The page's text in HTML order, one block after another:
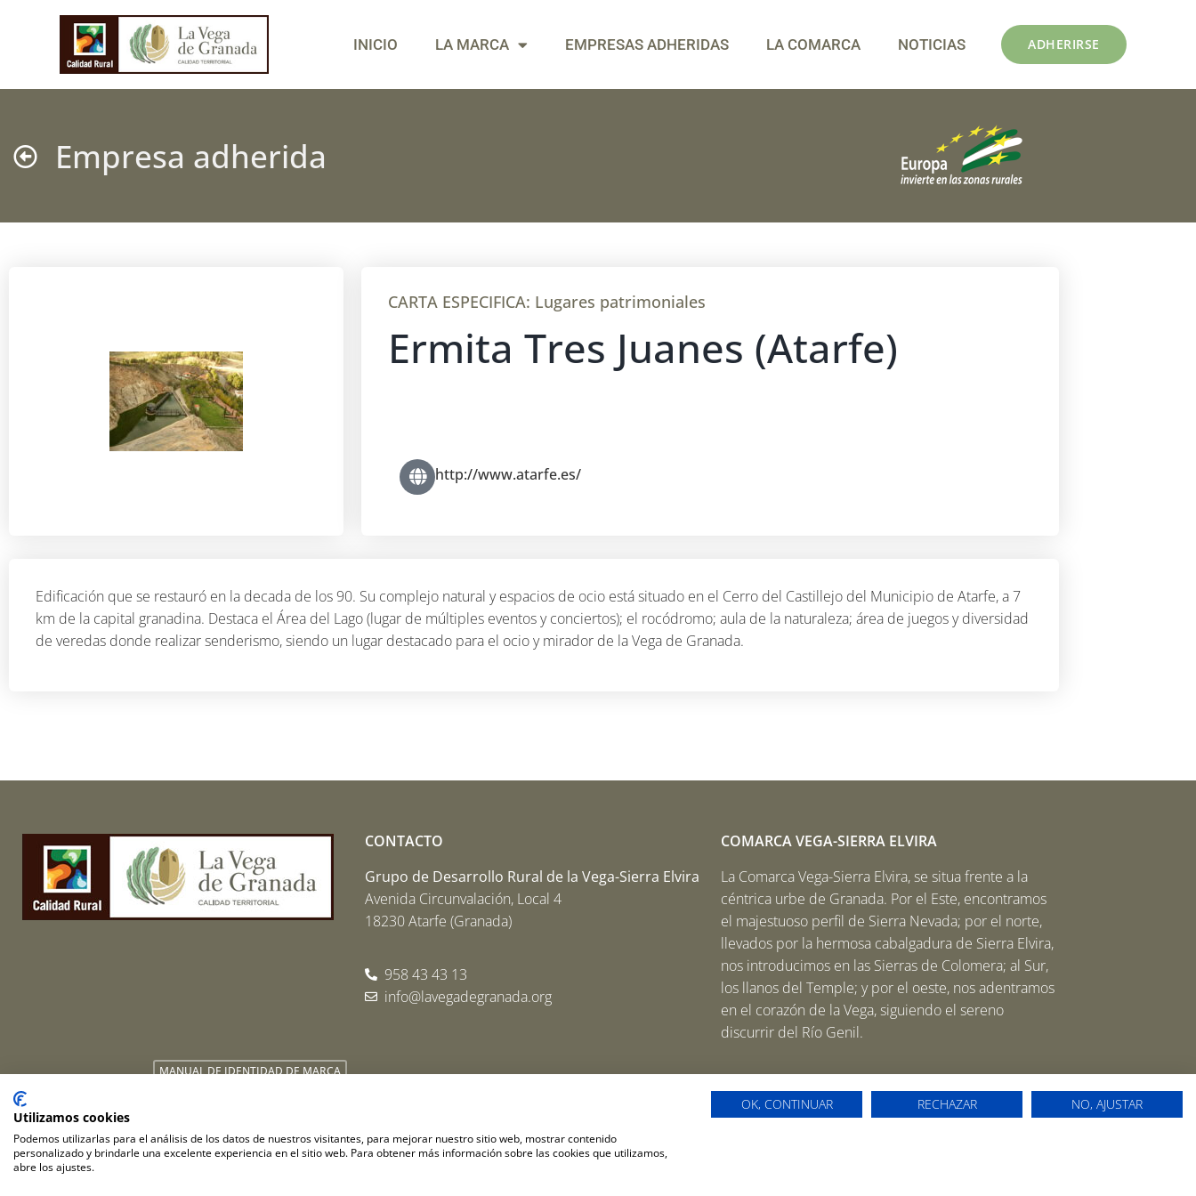
INICIO LA MARCA EMPRESAS ADHERIDAS LA COMARCA NOTICIAS ADHERIRSE
Empresa adherida
CARTA ESPECIFICA: Lugares patrimoniales
Ermita Tres Juanes (Atarfe)
http://www.atarfe.es/
Edificación que se restauró en la decada de los 90. Su complejo natural y espacios de ocio está situado en el Cerro del Castillejo del Municipio de Atarfe, a 7
km de la capital granadina. Destaca el Área del Lago (lugar de múltiples eventos y conciertos); el rocódromo; aula de la naturaleza; área de juegos y diversidad
de veredas donde realizar senderismo, siendo un lugar destacado para el ocio y mirador de la Vega de Granada.
MANUAL DE IDENTIDAD DE MARCA
CONTACTO
Grupo de Desarrollo Rural de la Vega-Sierra Elvira
Avenida Circunvalación, Local 4
18230 Atarfe (Granada)
958 43 43 13
info@lavegadegranada.org
COMARCA VEGA-SIERRA ELVIRA
La Comarca Vega-Sierra Elvira, se situa frente a la
céntrica urbe de Granada. Por el Este, encontramos
el majestuoso perfil de Sierra Nevada; por el norte,
llevados por la hermosa cabalgadura de Sierra Elvira,
nos introducimos en las Sierras de Colomera; al Sur,
los llanos del Temple; y por el oeste, nos adentramos
en el corazón de la Vega, siguiendo el sereno
discurrir del Río Genil.
2026 PROMOVEGA | Todos los derechos reservados
Utilizamos cookies
Podemos utilizarlas para el análisis de los datos de nuestros visitantes, para mejorar nuestro sitio web, mostrar contenido
personalizado y brindarle una excelente experiencia en el sitio web. Para obtener más información sobre las cookies que utilizamos,
abre los ajustes.
OK, CONTINUAR RECHAZAR NO, AJUSTAR